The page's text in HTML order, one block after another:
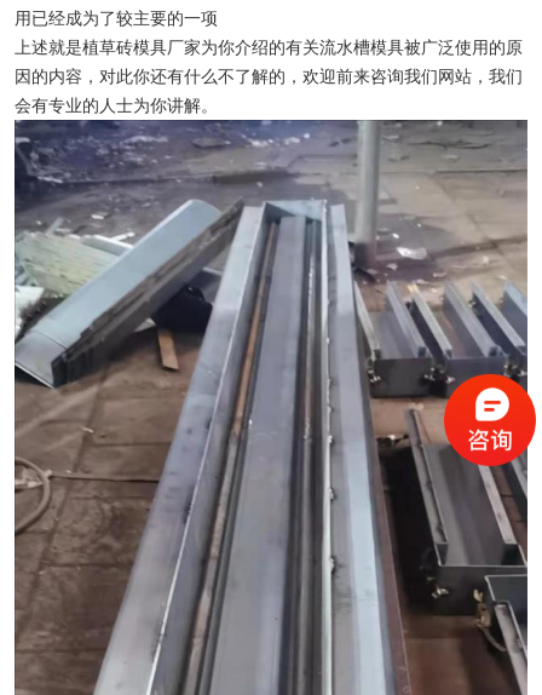
用已经成为了较主要的一项
上述就是植草砖模具厂家为你介绍的有关流水槽模具被广泛使用的原
因的内容，对此你还有什么不了解的，欢迎前来咨询我们网站，我们
会有专业的人士为你讲解。